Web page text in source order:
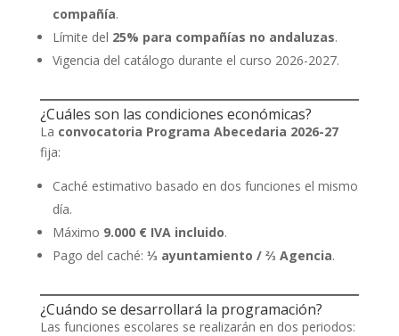
compañía.
Límite del 25% para compañías no andaluzas.
Vigencia del catálogo durante el curso 2026-2027.
¿Cuáles son las condiciones económicas?
La convocatoria Programa Abecedaria 2026-27
fija:
Caché estimativo basado en dos funciones el mismo
día.
Máximo 9.000 € IVA incluido.
Pago del caché: ⅓ ayuntamiento / ⅔ Agencia.
¿Cuándo se desarrollará la programación?
Las funciones escolares se realizarán en dos periodos: